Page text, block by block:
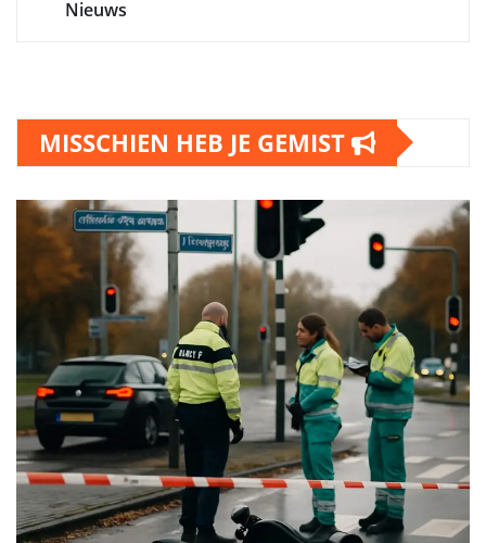
Nieuws
MISSCHIEN HEB JE GEMIST